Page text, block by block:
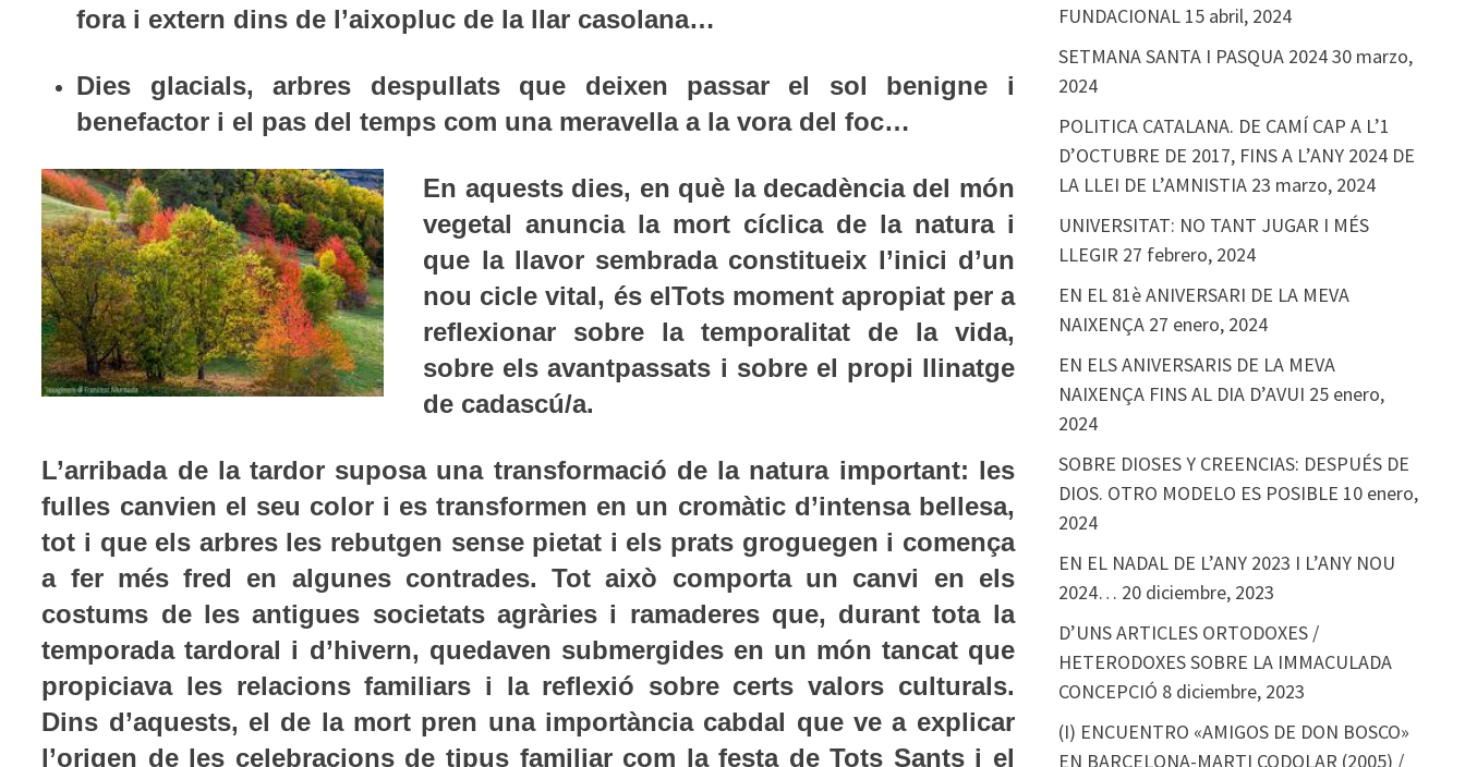
fora i extern dins de l’aixopluc de la llar casolana…
Dies glacials, arbres despullats que deixen passar el sol benigne i
benefactor i el pas del temps com una meravella a la vora del foc…
En aquests dies, en què la decadència del món
vegetal anuncia la mort cíclica de la natura i
que la llavor sembrada constitueix l’inici d’un
nou cicle vital, és elTots moment apropiat per a
reflexionar sobre la temporalitat de la vida,
sobre els avantpassats i sobre el propi llinatge
de cadascú/a.
L’arribada de la tardor suposa una transformació de la natura important: les
fulles canvien el seu color i es transformen en un cromàtic d’intensa bellesa,
tot i que els arbres les rebutgen sense pietat i els prats groguegen i comença
a fer més fred en algunes contrades. Tot això comporta un canvi en els
costums de les antigues societats agràries i ramaderes que, durant tota la
temporada tardoral i d’hivern, quedaven submergides en un món tancat que
propiciava les relacions familiars i la reflexió sobre certs valors culturals.
Dins d’aquests, el de la mort pren una importància cabdal que ve a explicar
l’origen de les celebracions de tipus familiar com la festa de Tots Sants i el
FUNDACIONAL 15 abril, 2024
SETMANA SANTA I PASQUA 202430 marzo,
2024
POLITICA CATALANA. DE CAMÍ CAP A L’1
D’OCTUBRE DE 2017, FINS A L’ANY 2024 DE
LA LLEI DE L’AMNISTIA 23 marzo, 2024
UNIVERSITAT: NO TANT JUGAR I MÉS
LLEGIR 27 febrero, 2024
EN EL 81è ANIVERSARI DE LA MEVA
NAIXENÇA 27 enero, 2024
EN ELS ANIVERSARIS DE LA MEVA
NAIXENÇA FINS AL DIA D’AVUI 25 enero,
2024
SOBRE DIOSES Y CREENCIAS: DESPUÉS DE
DIOS. OTRO MODELO ES POSIBLE 10 enero,
2024
EN EL NADAL DE L’ANY 2023 I L’ANY NOU
2024… 20 diciembre, 2023
D’UNS ARTICLES ORTODOXES /
HETERODOXES SOBRE LA IMMACULADA
CONCEPCIÓ 8 diciembre, 2023
(I) ENCUENTRO «AMIGOS DE DON BOSCO»
EN BARCELONA-MARTI CODOLAR (2005) /